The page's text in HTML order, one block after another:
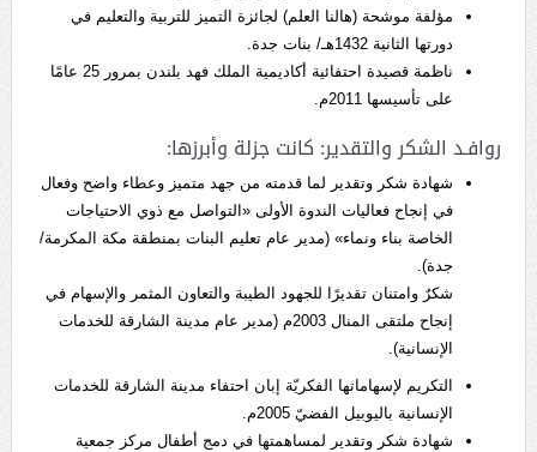
مؤلفة موشحة (هالنا العلم) لجائزة التميز للتربية والتعليم في
دورتها الثانية 1432هـ/ بنات جدة.
ناظمة قصيدة احتفائية أكاديمية الملك فهد بلندن بمرور 25 عامًا
على تأسيسها 2011م.
روافـد الشكر والتقدير: كانت جزلة وأبرزها:
شهادة شكر وتقدير لما قدمته من جهد متميز وعطاء واضح وفعال
في إنجاح فعاليات الندوة الأولى «التواصل مع ذوي الاحتياجات
الخاصة بناء ونماء» (مدير عام تعليم البنات بمنطقة مكة المكرمة/
جدة).
شكرٌ وامتنان تقديرًا للجهود الطيبة والتعاون المثمر والإسهام في
إنجاح ملتقى المنال 2003م (مدير عام مدينة الشارقة للخدمات
الإنسانية).
التكريم لإسهاماتها الفكريّة إبان احتفاء مدينة الشارقة للخدمات
الإنسانية باليوبيل الفضيّ 2005م.
شهادة شكر وتقدير لمساهمتها في دمج أطفال مركز جمعية